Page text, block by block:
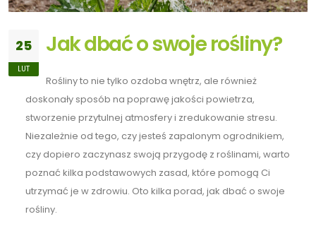
25
LUT
Jak dbać o swoje rośliny?
Rośliny to nie tylko ozdoba wnętrz, ale również
doskonały sposób na poprawę jakości powietrza,
stworzenie przytulnej atmosfery i zredukowanie stresu.
Niezależnie od tego, czy jesteś zapalonym ogrodnikiem,
czy dopiero zaczynasz swoją przygodę z roślinami, warto
poznać kilka podstawowych zasad, które pomogą Ci
utrzymać je w zdrowiu. Oto kilka porad, jak dbać o swoje
rośliny.